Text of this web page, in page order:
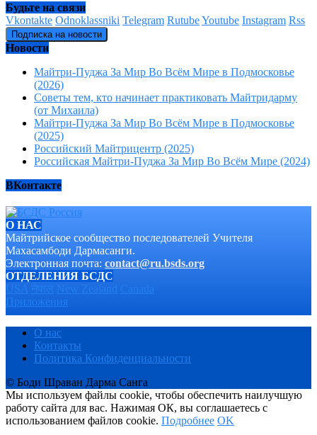
Будьте на связи
Vkontakte Odnoklassniki Telegram RutubeYoutube Instagram Rss
Подписка на новости
Новости
Майтри-Пуджа За Мир Во Всём Мире в Подмосковье
(2026)
Советы тем, кто начинает практиковать Майтридарму
(от Михаила)
Майтри-Пуджа За Мир Во Всём Мире в Подмосковье
(2025)
Российский Майтрицентр (2025)
Российская Майтри-Пуджа За Мир Во Всём Мире (2024)
ВКонтакте
О НАС
Майтрийское сообщество последователей Учителя
Махасамбоди Дармасанги.
Электронная почта: contact@ru.bsds.org
ОТДЕЛЕНИЯ БСДС
Приложения
О нас
Контакты
Политика Конфиденциальности
© Боди Шраван Дарма Санга
Мы используем файлы cookie, чтобы обеспечить наилучшую
работу сайта для вас. Нажимая ОК, вы соглашаетесь с
использованием файлов cookie. Подробнее OK